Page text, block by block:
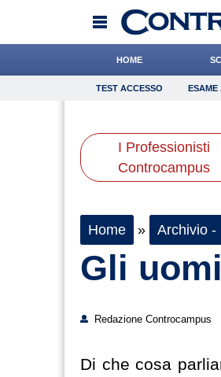
HOME
TEST ACCESSO
Scienze
TEST ACCESSO ESAME
I Professionisti
Controcampus
Home » Archivio -
Gli
Redazione Controcampus
Di che cosa